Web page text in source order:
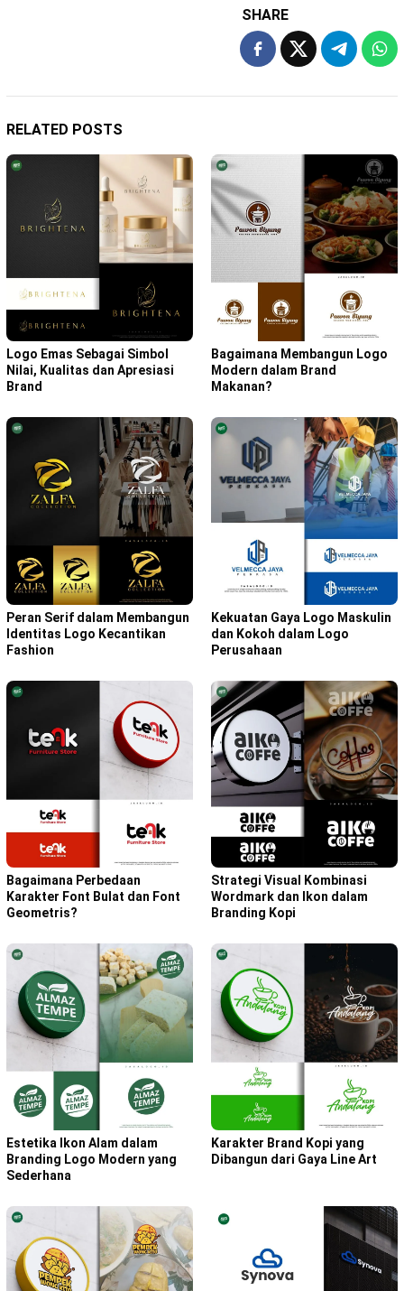
SHARE
RELATED POSTS
Logo Emas Sebagai Simbol
Nilai, Kualitas dan Apresiasi
Brand
Bagaimana Membangun Logo
Modern dalam Brand
Makanan?
Peran Serif dalam Membangun
Identitas Logo Kecantikan
Fashion
Kekuatan Gaya Logo Maskulin
dan Kokoh dalam Logo
Perusahaan
Bagaimana Perbedaan
Karakter Font Bulat dan Font
Geometris?
Strategi Visual Kombinasi
Wordmark dan Ikon dalam
Branding Kopi
Estetika Ikon Alam dalam
Branding Logo Modern yang
Sederhana
Karakter Brand Kopi yang
Dibangun dari Gaya Line Art